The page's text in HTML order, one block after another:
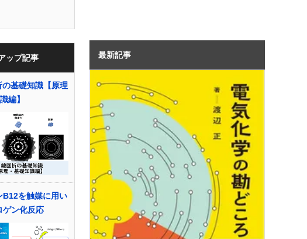
ップ記事
の基礎知識【原理
編】
B12を触媒に用い
ゲン化反応
最新記事